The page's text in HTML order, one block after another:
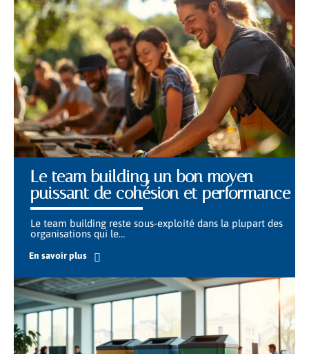
Le team building, un bon moyen
puissant de cohésion et performance
Le team building reste sous-exploité dans la plupart des
organisations qui le…
En savoir plus